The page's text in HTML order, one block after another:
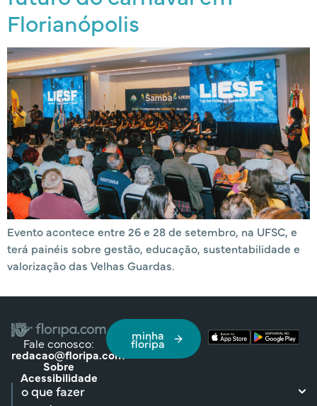
Florianópolis
Evento acontece entre 26 e 28 de setembro, na UFSC, e
terá painéis sobre gestão, educação, sustentabilidade e
valorização das Velhas Guardas.
Fale conosco:
redacao@floripa.com
Sobre
Acessibilidade
minha
floripa
o que fazer